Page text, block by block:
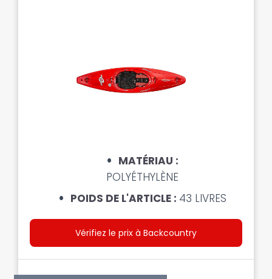
MATÉRIAU :
POLYÉTHYLÈNE
POIDS DE L'ARTICLE : 43 LIVRES
Vérifiez le prix à Backcountry